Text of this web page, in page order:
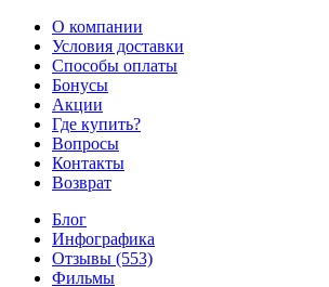
О компании
Условия доставки
Способы оплаты
Бонусы
Акции
Где купить?
Вопросы
Контакты
Возврат
Блог
Инфографика
Отзывы (553)
Фильмы